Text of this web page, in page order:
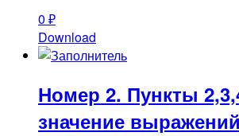
0 ₽
Download
Номер 2. Пункты
значение выражений